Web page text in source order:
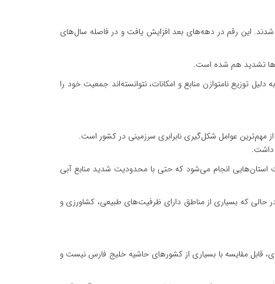
کرد: از سال ۱۳۵۵ تا ۱۳۶۵ حدود ۱۱ میلیون و ۸۰۰ هزار نفر در کشور جابه‌جا شدند. این رقم در دهه‌های بعد افزایش یافت و در فاصله سال‌های
تشدید هم شده است.
توزیع نامتوازن منابع و امکانات، نتوانسته‌اند جمعیت خود را
مهم‌ترین عوامل شکل‌گیری نابرابری سرزمینی در کشور است.
داشت.
انجام می‌شود که حتی با محدودیت شدید منابع آبی
حالی که بسیاری از مناطق دارای ظرفیت‌های طبیعی، کشاورزی و
قابل مقایسه با بسیاری از کشورهای حاشیه خلیج فارس نیست و